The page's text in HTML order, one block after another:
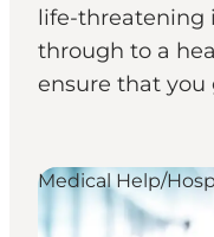
life-threatening
through to a
ensure that you
Medical Help/